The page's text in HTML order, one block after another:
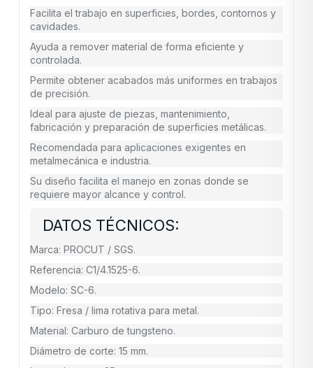
Facilita el trabajo en superficies, bordes, contornos y
cavidades.
Ayuda a remover material de forma eficiente y
controlada.
Permite obtener acabados más uniformes en trabajos
de precisión.
Ideal para ajuste de piezas, mantenimiento,
fabricación y preparación de superficies metálicas.
Recomendada para aplicaciones exigentes en
metalmecánica e industria.
Su diseño facilita el manejo en zonas donde se
requiere mayor alcance y control.
DATOS TÉCNICOS:
Marca: PROCUT / SGS.
Referencia: C1/4.1525-6.
Modelo: SC-6.
Tipo: Fresa / lima rotativa para metal.
Material: Carburo de tungsteno.
Diámetro de corte: 15 mm.